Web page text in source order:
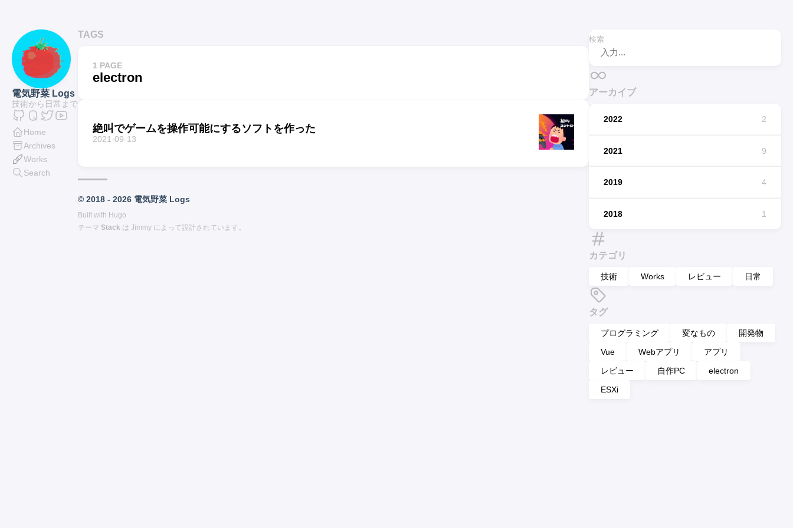
電気野菜 Logs
技術から日常まで
Home
Archives
Works
Search
検索
アーカイブ
2022 2
2021 9
2019 4
2018 1
カテゴリ
技術 Works レビュー 日常
タグ
プログラミング 変なもの
開発物
Vue
Webアプリ
アプリ
レビュー
自作PC
electron
ESXi
TAGS
1 PAGE
electron
絶叫でゲームを操作可能にするソフトを作った
2021-09-13
© 2018 - 2026 電気野菜 Logs
Built with Hugo
テーマ Stack は Jimmy によって設計されています。